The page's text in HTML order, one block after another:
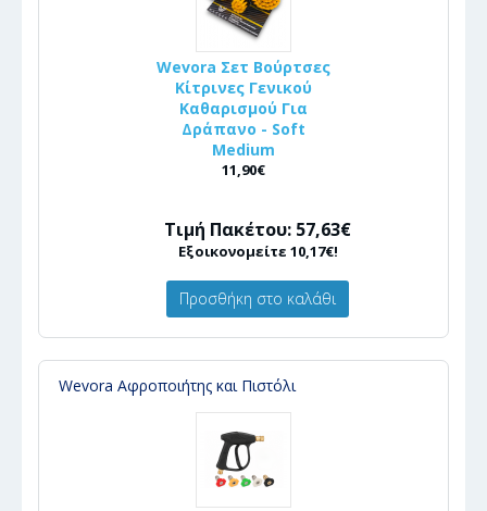
Wevora Σετ Βούρτσες
Κίτρινες Γενικού
Καθαρισμού Για
Δράπανο - Soft
Medium
11,90€
Τιμή Πακέτου: 57,63€
Εξοικονομείτε 10,17€!
Προσθήκη στο καλάθι
Wevora Αφροποιήτης και Πιστόλι